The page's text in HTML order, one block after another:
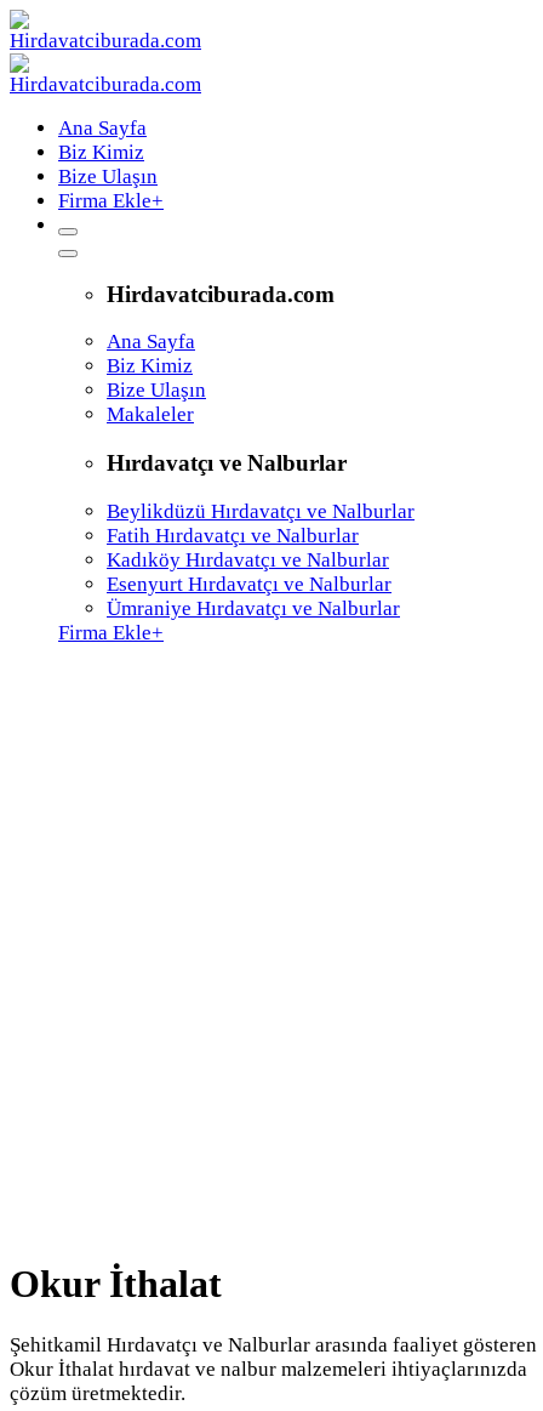
Ana Sayfa
Biz Kimiz
Bize Ulaşın
Firma Ekle+
Hirdavatciburada.com
Ana Sayfa
Biz Kimiz
Bize Ulaşın
Makaleler
Hırdavatçı ve Nalburlar
Beylikdüzü Hırdavatçı ve Nalburlar
Fatih Hırdavatçı ve Nalburlar
Kadıköy Hırdavatçı ve Nalburlar
Esenyurt Hırdavatçı ve Nalburlar
Ümraniye Hırdavatçı ve Nalburlar
Firma Ekle+
Okur İthalat
Şehitkamil Hırdavatçı ve Nalburlar arasında faaliyet gösteren
Okur İthalat hırdavat ve nalbur malzemeleri ihtiyaçlarınızda
çözüm üretmektedir.